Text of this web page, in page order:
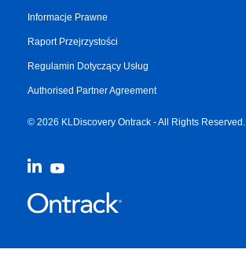
Informacje Prawne
Raport Przejrzystości
Regulamin Dotyczący Usług
Authorised Partner Agreement
© 2026 KLDiscovery Ontrack - All Rights Reserved.